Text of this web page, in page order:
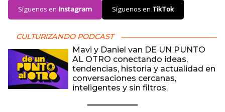
Síguenos en Instagram Síguenos en TikTok
CULTURIZANDO PODCAST
Mavi y Daniel van DE UN PUNTO
AL OTRO conectando ideas,
tendencias, historia y actualidad en
conversaciones cercanas,
inteligentes y sin filtros.